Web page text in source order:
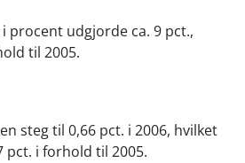
procent udgjorde ca. 9 pct.,
til 2005.
steg til 0,66 pct. i 2006, hvilket
pct. i forhold til 2005.